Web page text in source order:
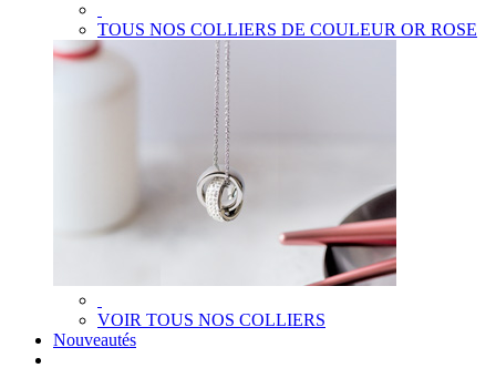
TOUS NOS COLLIERS DE COULEUR OR ROSE
VOIR TOUS NOS COLLIERS
Nouveautés